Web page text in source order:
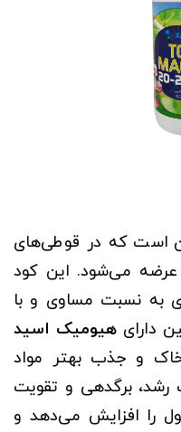
است که در قوطی‌های
می‌شود. این کود
به نسبت مساوی و با
دارای هیومیک اسید
خاک و جذب بهتر مواد
برگدهی و تقویت
را افزایش می‌دهد و